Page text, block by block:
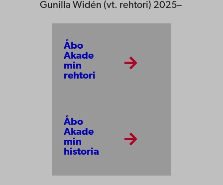
Gunilla Widén (vt. rehtori) 2025–
Åbo
Akade
min
rehtori
Åbo
Akade
min
historia